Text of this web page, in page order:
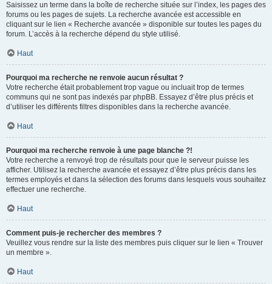
Saisissez un terme dans la boîte de recherche située sur l’index, les pages des
forums ou les pages de sujets. La recherche avancée est accessible en
cliquant sur le lien « Recherche avancée » disponible sur toutes les pages du
forum. L’accès à la recherche dépend du style utilisé.
Haut
Pourquoi ma recherche ne renvoie aucun résultat ?
Votre recherche était probablement trop vague ou incluait trop de termes
communs qui ne sont pas indexés par phpBB. Essayez d’être plus précis et
d’utiliser les différents filtres disponibles dans la recherche avancée.
Haut
Pourquoi ma recherche renvoie à une page blanche ?!
Votre recherche a renvoyé trop de résultats pour que le serveur puisse les
afficher. Utilisez la recherche avancée et essayez d’être plus précis dans les
termes employés et dans la sélection des forums dans lesquels vous souhaitez
effectuer une recherche.
Haut
Comment puis-je rechercher des membres ?
Veuillez vous rendre sur la liste des membres puis cliquer sur le lien « Trouver
un membre ».
Haut